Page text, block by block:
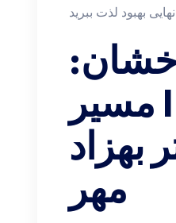
مسیر Interactive بهبود و ترمیم
بهزاد
مهر